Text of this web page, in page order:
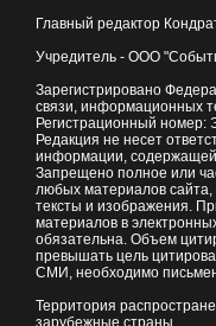
Главный редактор
Учредитель - ООО
Зарегистрировано
связи, информационных
Регистрационный
Редакция не несет
информации,
Запрещено полное или
любых материалов сайта,
тексты и изображения.
материалов в
обязательна. Объем
превышать цель
СМИ, необходимо
Территория
зарубежные страны